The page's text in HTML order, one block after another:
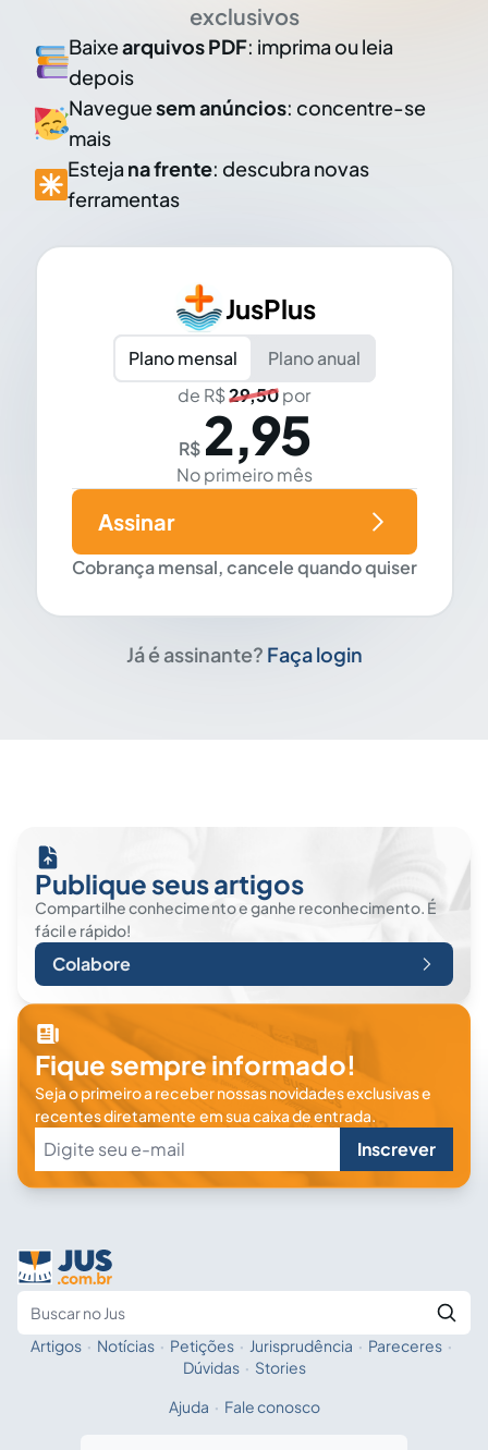
exclusivos
Baixearquivos PDF: imprima ou leia
depois
Naveguesem anúncios: concentre-se
mais
Esteja na frente: descubra novas
ferramentas
JusPlus
Plano mensal
Plano anual
de R$29,50por
R$ 2,95
No primeiro mês
Cobrança mensal, cancele quando quiser
Assinar
Já é assinante? Faça login
Publique seus artigos
Compartilhe conhecimento e ganhe reconhecimento. É
fácil e rápido!
Colabore
Fique sempre informado!
Seja o primeiro a receber nossas novidades exclusivas e
recentes diretamente em sua caixa de entrada.
Inscrever
Fale com a IA
Artigos · Notícias · Petições · Jurisprudência · Pareceres ·
Dúvidas · Stories
Ajuda · Fale conosco